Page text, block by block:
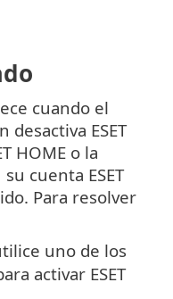
cuando el
ESET
HOME o la
cuenta ESET
Para resolver
uno de los
activar ESET